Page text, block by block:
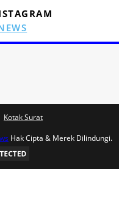
Kotak Surat
Hak Cipta & Merek Dilindungi.